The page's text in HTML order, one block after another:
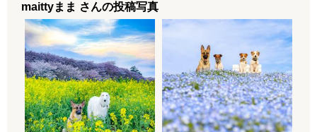
maittyまま さんの投稿写真